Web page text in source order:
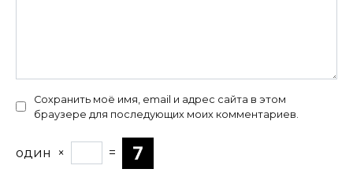
Сохранить моё имя, email и адрес сайта в этом
браузере для последующих моих комментариев.
один × =